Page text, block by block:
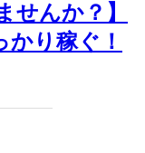
せんか？】
り稼ぐ！